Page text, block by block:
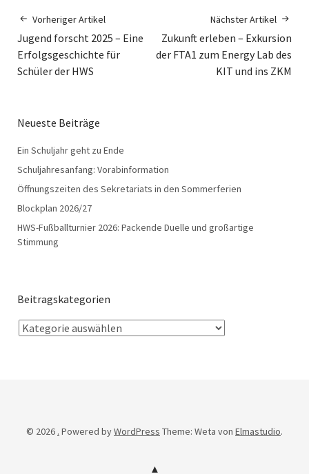
Vorheriger Artikel
Jugend forscht 2025 – Eine
Erfolgsgeschichte für
Schüler der HWS
Nächster Artikel
Zukunft erleben – Exkursion
der FTA1 zum Energy Lab des
KIT und ins ZKM
Neueste Beiträge
Ein Schuljahr geht zu Ende
Schuljahresanfang: Vorabinformation
Öffnungszeiten des Sekretariats in den Sommerferien
Blockplan 2026/27
HWS-Fußballturnier 2026: Packende Duelle und großartige
Stimmung
Beitragskategorien
© 2026 . Powered byWordPress Theme: Weta von Elmastudio.